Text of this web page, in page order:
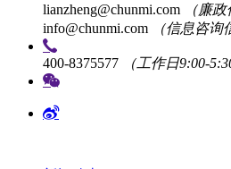
lianzheng@chunmi.com
（廉
info@chunmi.com
（信息咨询
400-8375577 （工作日9:00-